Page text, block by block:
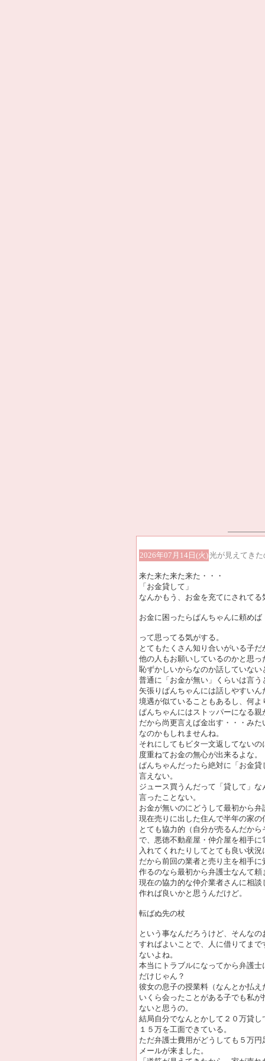
2026年07月14日(火)光が見えてき
来た来た来た来た・・・
「お金貸して」
なんかもう、お金を充てにされてる
お金に困ったらぱんちゃんに頼めば
って思ってる気がする。
とてもたくさん知り合いがいる子だ
他の人もお願いしているのかと思っ
恥ずかしいからなのか話していない
普通に「お金が無い」くらいは言う
矢張りぱんちゃんには話しやすいん
境遇が似ていることもあるし、何よ
ぱんちゃんにはストッパーになる親
だから尚更言えば金出す・・・みた
なのかもしれませんね。
それにしてもビタ一文返してないの
度重ねてお金の無心が出来るよな。
ぱんちゃんだったら絶対に「お金貸
言えない。
ジュース買うんだって「貸して」な
言ったことない。
お金が無いのにどうして最初から
現在売りに出した住んで半年の家の
とても協力的（自分が売るんだから
で、悪徳不動産屋・仲介屋を相手に
入れてくれたりしてとても良い状況
だから前回の業者と売り主を相手に
作るのなら最初から弁護士なんて頼
現在の協力的な仲介業者さんに相談
作れば良いかと思うんだけど。
転ばぬ先の杖
という事なんだろうけど、そんなの
すればよいことで、人に借りてまで
ないよね。
本当にトラブルになってから弁護士
だけじゃん？
彼女の息子の授業料（なんとか払え
いくら会ったことがある子でも私が
ないと思うの。
結局自分でなんとかして２０万貸し
１５万を工面できている。
ただ弁護士費用がどうしても５万円
メールが来ました。